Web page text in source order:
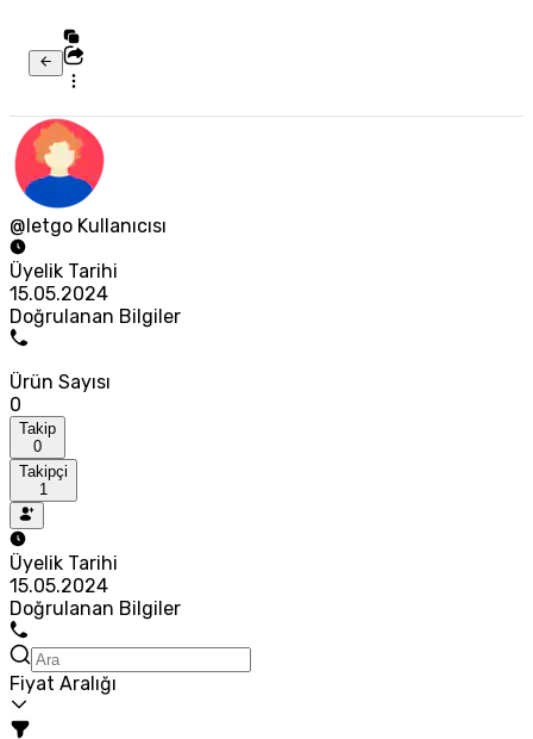
@letgo Kullanıcısı
Üyelik Tarihi
15.05.2024
Doğrulanan Bilgiler
Ürün Sayısı
0
Takip
0
Takipçi
1
Üyelik Tarihi
15.05.2024
Doğrulanan Bilgiler
Fiyat Aralığı